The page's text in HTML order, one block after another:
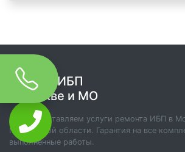
Ремонт ИБП
в Москве и МО
Мы предоставляем услуги ремонта ИБП в
Московской области. Гарантия на все
выполненные работы.